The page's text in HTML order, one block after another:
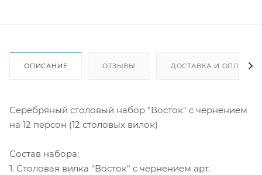
ОПИСАНИЕ ОТЗЫВЫ ДОСТАВКА И ОПЛАТА
Серебряный столовый набор "Восток" с чернением
на 12 персон (12 столовых вилок)
Состав набора:
1. Столовая вилка "Восток" с чернением арт.